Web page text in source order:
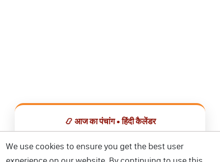
📿 आज का पंचांग • हिंदी कैलेंडर
We use cookies to ensure you get the best user